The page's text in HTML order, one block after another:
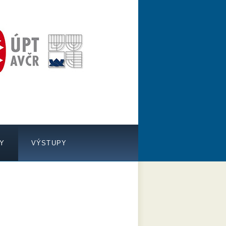
VÝSTUPY